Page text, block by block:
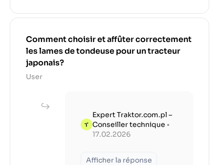
Comment choisir et affûter correctement
les lames de tondeuse pour un tracteur
japonais?
User
Expert Traktor.com.pl –
Conseiller technique •
17.02.2026
Afficher la réponse